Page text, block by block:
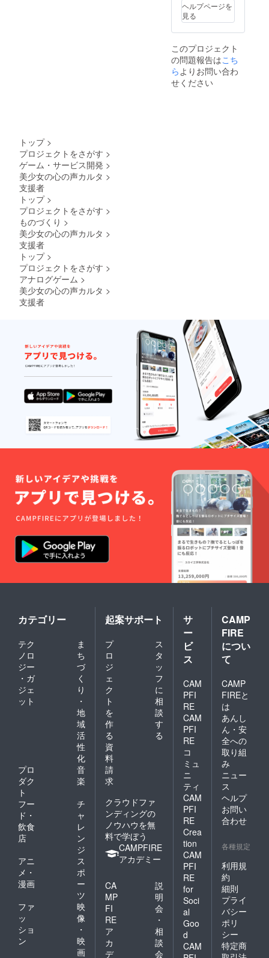
ヘルプページを
見る
このプロジェクト
の問題報告はこち
らよりお問い合わ
せください
トップ >
プロジェクトをさがす >
ゲーム・サービス開発 >
美少女の心の声カルタ >
支援者
トップ >
プロジェクトをさがす >
ものづくり >
美少女の心の声カルタ >
支援者
トップ >
プロジェクトをさがす >
アナログゲーム >
美少女の心の声カルタ >
支援者
カテゴリー
テク
ノロ
ジー
・ガ
ジェ
ット
ま
ち
づ
く
り
・
地
域
活
性
化
プロ
ダク
ト
音
楽
フー
ド・
飲食
店
チ
ャ
レ
ン
ジ
アニ
メ・
漫画
ス
ポ
ー
ツ
ファ
ッ
ショ
ン
映
像
・
映
画
起案サポート
プ
ロ
ジ
ェ
ク
ト
を
作
る
ス
タ
ッ
フ
に
相
談
す
る
資
料
請
求
クラウドファ
ンディングの
ノウハウを無
料で学ぼう
CAMPFIRE
アカデミー
CA
MP
FI
RE
ア
カ
デ
説
明
会
・
相
談
会
サ
ー
ビ
ス
CAM
PFI
RE
CAM
PFI
RE
コ
ミュ
ニ
ティ
CAM
PFI
RE
Crea
tion
CAM
PFI
RE
for
Soci
al
Goo
d
CAM
CAMP
FIRE
につい
て
CAMP
FIREと
は
あんし
ん・安
全への
取り組
み
ニュー
ス
ヘルプ
お問い
合わせ
各種規定
利用規
約
細則
プライ
バシー
ポリ
シー
特定商